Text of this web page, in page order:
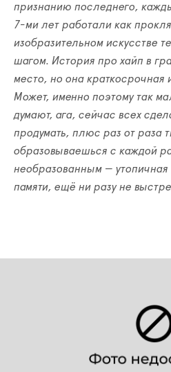
признанию последнего,
7-ми лет работали как
изобразительном искусстве
шагом. История про хайп в
место, но она краткосрочная
Может, именно поэтому так
думают, ага, сейчас всех
продумать, плюс раз от раза
образовываешься с каждой
необразованным —
памяти, ещё ни разу не